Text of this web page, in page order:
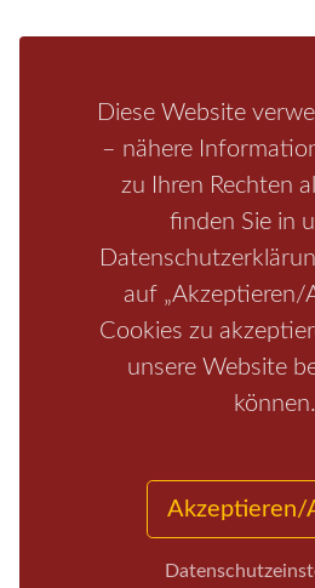
Diese Website
– nähere
zu Ihren Rechten
finden Sie in
auf „Akzeptieren/
Cookies zu
unsere Website
können.
Akzeptieren/
Region / Fragen+Antworten /
Kontakt /